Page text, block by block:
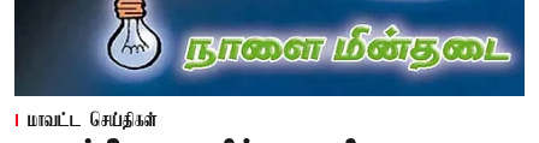
மாவட்ட செய்திகள்